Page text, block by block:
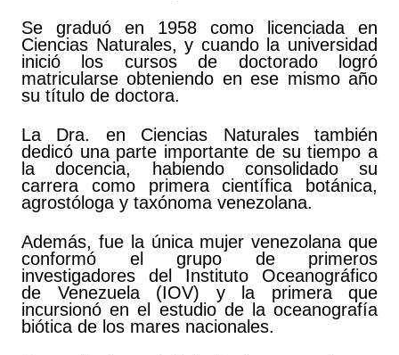
Se graduó en 1958 como licenciada en
Ciencias Naturales, y cuando la universidad
inició los cursos de doctorado logró
matricularse obteniendo en ese mismo año
su título de doctora.
La Dra. en Ciencias Naturales también
dedicó una parte importante de su tiempo a
la docencia, habiendo consolidado su
carrera como primera científica botánica,
agrostóloga y taxónoma venezolana.
Además, fue la única mujer venezolana que
conformó el grupo de primeros
investigadores del Instituto Oceanográfico
de Venezuela (IOV) y la primera que
incursionó en el estudio de la oceanografía
biótica de los mares nacionales.